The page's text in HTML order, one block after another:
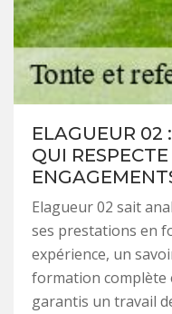
ELAGUEUR 02
QUI
Elagueur 02 sait
ses prestations en
expérience, un
formation complète
garantis un travail